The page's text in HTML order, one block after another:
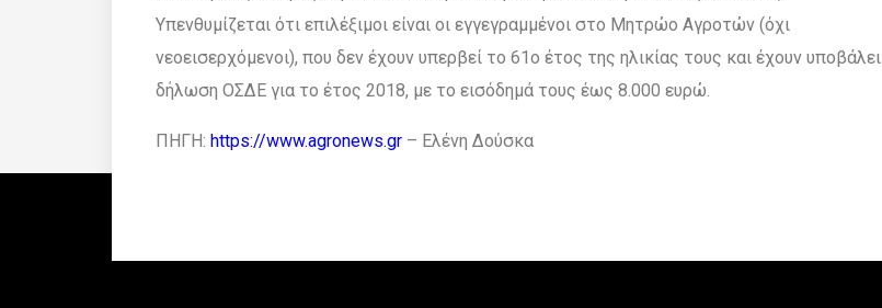
Υπενθυµίζεται ότι επιλέξιµοι είναι οι εγγεγραµµένοι στο Μητρώο Αγροτών (όχι
νεοεισερχόµενοι), που δεν έχουν υπερβεί το 61ο έτος της ηλικίας τους και έχουν υποβάλει
δήλωση ΟΣ∆Ε για το έτος 2018, µε το εισόδηµά τους έως 8.000 ευρώ.
ΠΗΓΗ: https://www.agronews.gr – Ελένη Δούσκα